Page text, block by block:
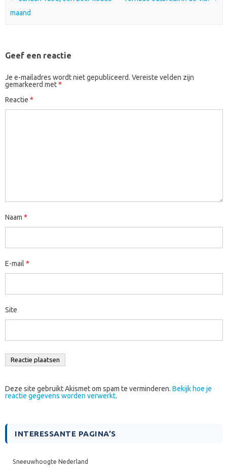
maand
Geef een reactie
Je e-mailadres wordt niet gepubliceerd. Vereiste velden zijn
gemarkeerd met*
Reactie *
Naam *
E-mail *
Site
Deze site gebruikt Akismet om spam te verminderen. Bekijk hoe je
reactie gegevens worden verwerkt.
INTERESSANTE PAGINA’S
Sneeuwhoogte Nederland